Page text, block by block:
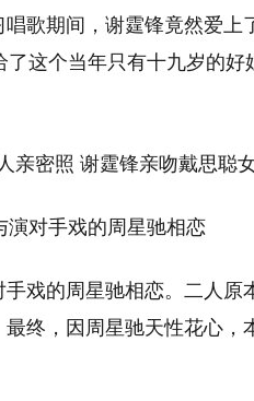
歌期间，谢霆锋竟然爱上
这个当年只有十九岁的好
对手戏的周星驰相恋
戏的周星驰相恋。二人原
终，因周星驰天性花心，